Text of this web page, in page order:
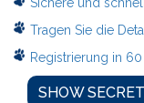
Sichere und
Tragen Sie die
Registrierung in
SHOW